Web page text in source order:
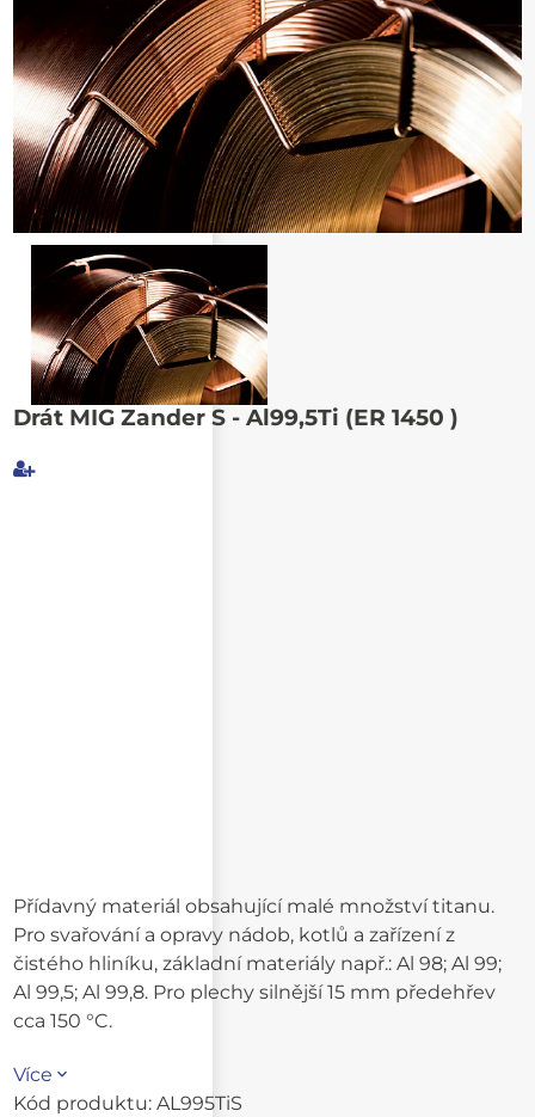
Drát MIG Zander S - Al99,5Ti (ER 1450 )
Poslat známému
Přídavný materiál obsahující malé množství titanu.
Pro svařování a opravy nádob, kotlů a zařízení z
čistého hliníku, základní materiály např.: Al 98; Al 99;
Al 99,5; Al 99,8. Pro plechy silnější 15 mm předehřev
cca 150 °C.
Více
Kód produktu: AL995TiS